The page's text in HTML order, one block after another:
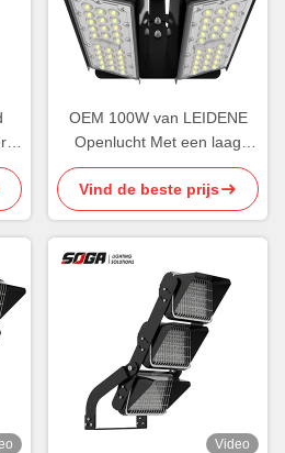
OEM 100W van LEIDENE
Openlucht Met een laag
bedekte het
Aluminiumhuisvesting
Vloedlichten Poeder
Vind de beste prijs
Video